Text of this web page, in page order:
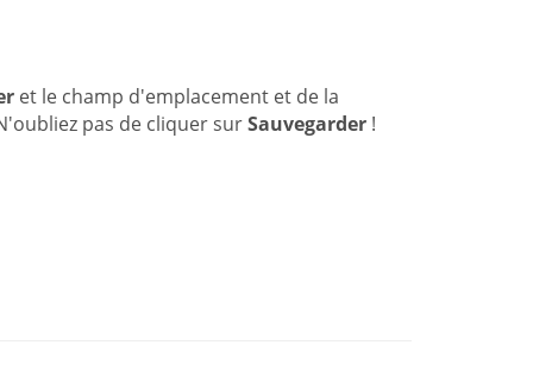
et le champ d'emplacement et de la
pas de cliquer surSauvegarder!